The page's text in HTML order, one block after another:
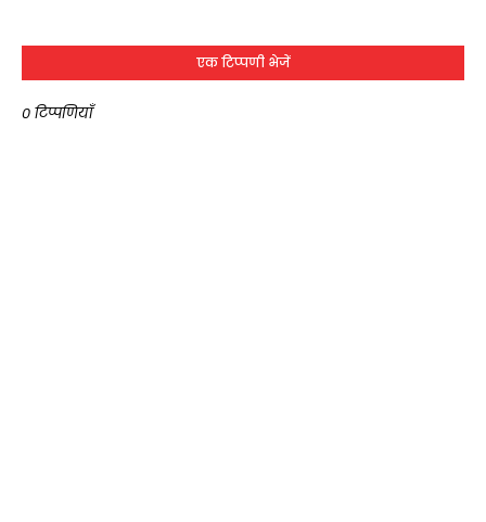
एक टिप्पणी भेजें
0 टिप्पणियाँ